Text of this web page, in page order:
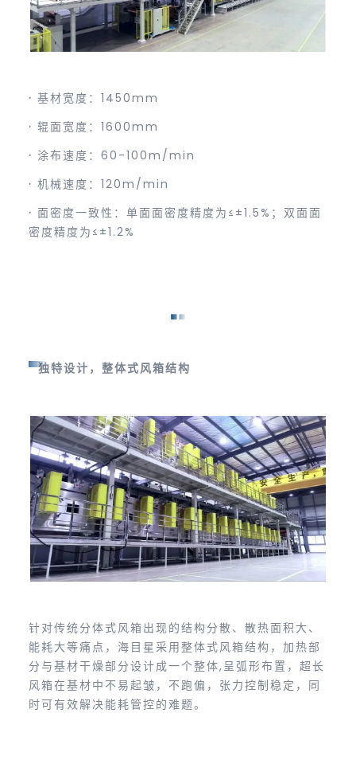
· 基材宽度：1450mm
· 辊面宽度：1600mm
· 涂布速度：60-100m/min
· 机械速度：120m/min
· 面密度一致性：单面面密度精度为≤±1.5%；双面面
密度精度为≤±1.2%
独特设计，整体式风箱结构
针对传统分体式风箱出现的结构分散、散热面积大、
能耗大等痛点，海目星采用整体式风箱结构，加热部
分与基材干燥部分设计成一个整体,呈弧形布置，超长
风箱在基材中不易起皱，不跑偏，张力控制稳定，同
时可有效解决能耗管控的难题。